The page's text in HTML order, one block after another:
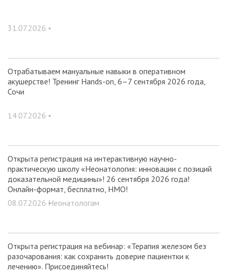
31.07.2026 •
Отрабатываем мануальные навыки в оперативном
акушерстве! Тренинг Hands-on, 6–7 сентября 2026 года,
Сочи
14.07.2026 •
Открыта регистрация на интерактивную научно-
практическую школу «Неонатология: инновации с позиций
доказательной медицины»! 26 сентября 2026 года!
Онлайн-формат, бесплатно, НМО!
08.07.2026 •Неонатологам
Открыта регистрация на вебинар: «Терапия железом без
разочарования: как сохранить доверие пациентки к
лечению». Присоединяйтесь!